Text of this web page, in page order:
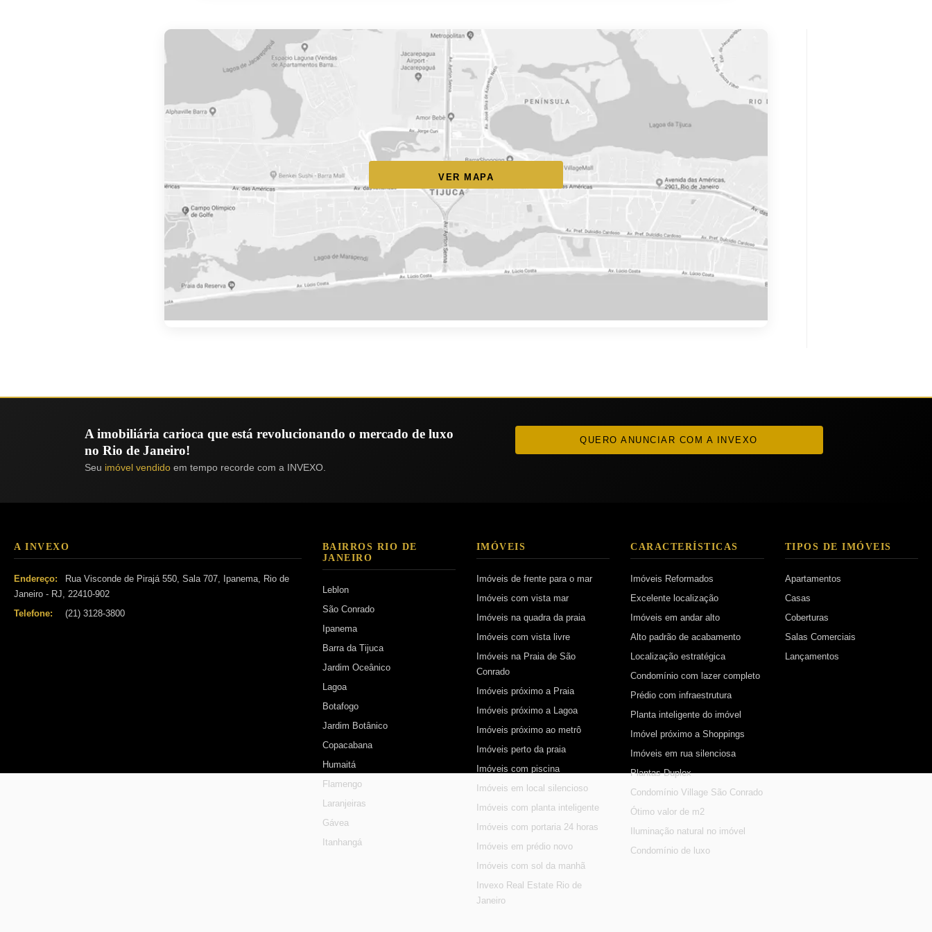
VER MAPA
A imobiliária carioca que está revolucionando o mercado de luxo
no Rio de Janeiro!
Seu imóvel vendido em tempo recorde com a INVEXO.
QUERO ANUNCIAR COM A INVEXO
A INVEXO
Endereço:
Rua Visconde de Pirajá 550, Sala 707, Ipanema, Rio de
Janeiro - RJ, 22410-902
Telefone:
(21) 3128-3800
BAIRROS RIO DE
JANEIRO
Leblon
São Conrado
Ipanema
Barra da Tijuca
Jardim Oceânico
Lagoa
Botafogo
Jardim Botânico
Copacabana
Humaitá
Flamengo
Laranjeiras
Gávea
Itanhangá
IMÓVEIS
Imóveis de frente para o mar
Imóveis com vista mar
Imóveis na quadra da praia
Imóveis com vista livre
Imóveis na Praia de São
Conrado
Imóveis próximo a Praia
Imóveis próximo a Lagoa
Imóveis próximo ao metrô
Imóveis perto da praia
Imóveis com piscina
Imóveis em local silencioso
Imóveis com planta inteligente
Imóveis com portaria 24 horas
Imóveis em prédio novo
Imóveis com sol da manhã
Invexo Real Estate Rio de
Janeiro
CARACTERÍSTICAS
Imóveis Reformados
Excelente localização
Imóveis em andar alto
Alto padrão de acabamento
Localização estratégica
Condomínio com lazer completo
Prédio com infraestrutura
Planta inteligente do imóvel
Imóvel próximo a Shoppings
Imóveis em rua silenciosa
Plantas Duplex
Condomínio Village São Conrado
Ótimo valor de m2
Iluminação natural no imóvel
Condomínio de luxo
TIPOS DE IMÓVEIS
Apartamentos
Casas
Coberturas
Salas Comerciais
Lançamentos